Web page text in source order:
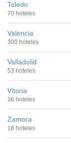
Toledo
70 hoteles
Valencia
300 hoteles
Valladolid
53 hoteles
Vitoria
36 hoteles
Zamora
18 hoteles